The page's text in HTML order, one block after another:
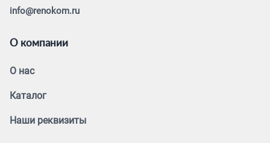
info@renokom.ru
О компании
О нас
Каталог
Наши реквизиты